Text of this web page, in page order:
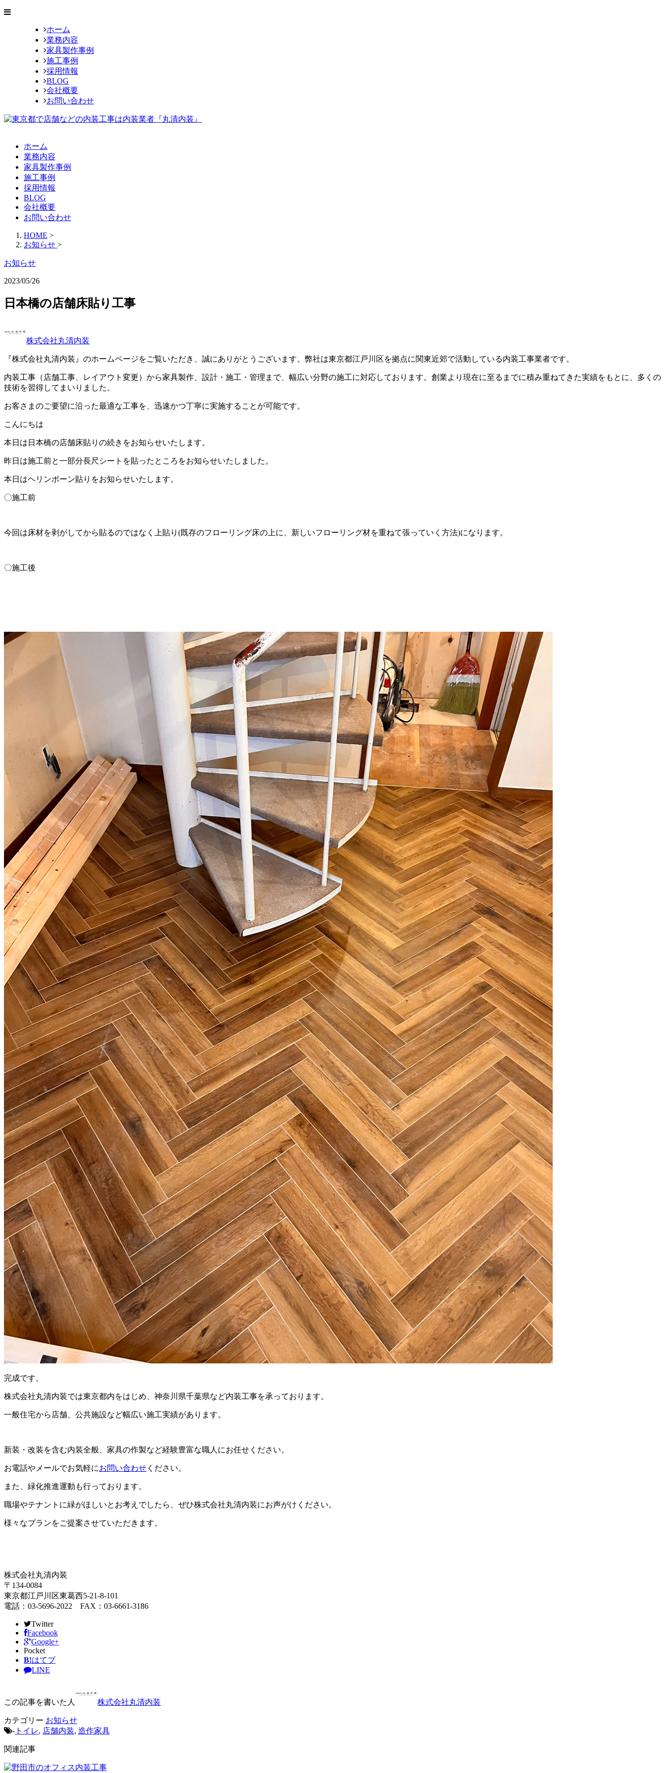
ホーム
業務内容
家具製作事例
施工事例
採用情報
BLOG
会社概要
お問い合わせ
ホーム
業務内容
家具製作事例
施工事例
採用情報
BLOG
会社概要
お問い合わせ
HOME >
お知らせ >
お知らせ
2023/05/26
日本橋の店舗床貼り工事
株式会社丸清内装
『株式会社丸清内装』のホームページをご覧いただき、誠にありがとうございます。弊社は東京都江戸川区を拠点に関東近郊で活動している内装工事業者です。
内装工事（店舗工事、レイアウト変更）から家具製作、設計・施工・管理まで、幅広い分野の施工に対応しております。創業より現在に至るまでに積み重ねてきた実績をもとに、多くの
技術を習得してまいりました。
お客さまのご要望に沿った最適な工事を、迅速かつ丁寧に実施することが可能です。
こんにちは
本日は日本橋の店舗床貼りの続きをお知らせいたします。
昨日は施工前と一部分長尺シートを貼ったところをお知らせいたしました。
本日はヘリンボーン貼りをお知らせいたします。
〇施工前
今回は床材を剥がしてから貼るのではなく上貼り(既存のフローリング床の上に、新しいフローリング材を重ねて張っていく方法)になります。
〇施工後
完成です。
株式会社丸清内装では東京都内をはじめ、神奈川県千葉県など内装工事を承っております。
一般住宅から店舗、公共施設など幅広い施工実績があります。
新装・改装を含む内装全般、家具の作製など経験豊富な職人にお任せください。
お電話やメールでお気軽にお問い合わせ ください。
また、緑化推進運動も行っております。
職場やテナントに緑がほしいとお考えでしたら、ぜひ株式会社丸清内装にお声がけください。
様々なプランをご提案させていただきます。
株式会社丸清内装
〒134-0084
東京都江戸川区東葛西5-21-8-101
電話：03-5696-2022 FAX：03-6661-3186
Twitter
Facebook
Google+
Pocket
B!はてブ
LINE
この記事を書いた人 株式会社丸清内装
カテゴリー お知らせ
- トイレ, 店舗内装, 造作家具
関連記事